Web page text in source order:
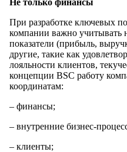
При разработке ключевых
компании важно учитывать
показатели (прибыль,
другие, такие как
лояльности клиентов,
концепции BSC работу
координатам:
– финансы;
– внутренние бизнес-
– клиенты;